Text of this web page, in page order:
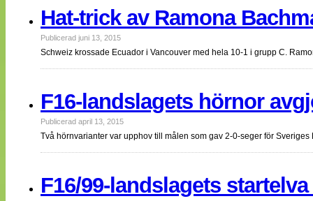
Hat-trick av Ramona
Publicerad juni 13, 2015
Schweiz krossade Ecuador i Vancouver med hela 10-1 i grupp C.
F16-landslagets hörnor
Publicerad april 13, 2015
Två hörnvarianter var upphov till målen som gav 2-0-seger för
F16/99-landslagets